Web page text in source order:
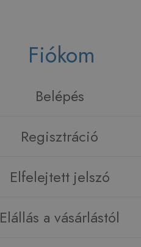
Fiókom
Belépés
Regisztráció
Elfelejtett jelszó
Elállás a vásárlástól